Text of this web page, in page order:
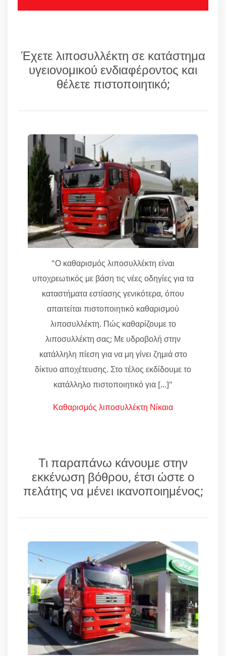
Έχετε λιποσυλλέκτη σε κατάστημα
υγειονομικού ενδιαφέροντος και
θέλετε πιστοποιητικό;
"Ο καθαρισμός λιποσυλλέκτη είναι
υποχρεωτικός με βάση τις νέες οδηγίες για τα
καταστήματα εστίασης γενικότερα, όπου
απαιτείται πιστοποιητικό καθαρισμού
λιποσυλλέκτη. Πώς καθαρίζουμε το
λιποσυλλέκτη σας; Με υδροβολή στην
κατάλληλη πίεση για να μη γίνει ζημιά στο
δίκτυο αποχέτευσης. Στο τέλος εκδίδουμε το
κατάλληλο πιστοποιητικό για [...]"
Καθαρισμός λιποσυλλέκτη Νίκαια
Τι παραπάνω κάνουμε στην
εκκένωση βόθρου, έτσι ώστε ο
πελάτης να μένει ικανοποιημένος;